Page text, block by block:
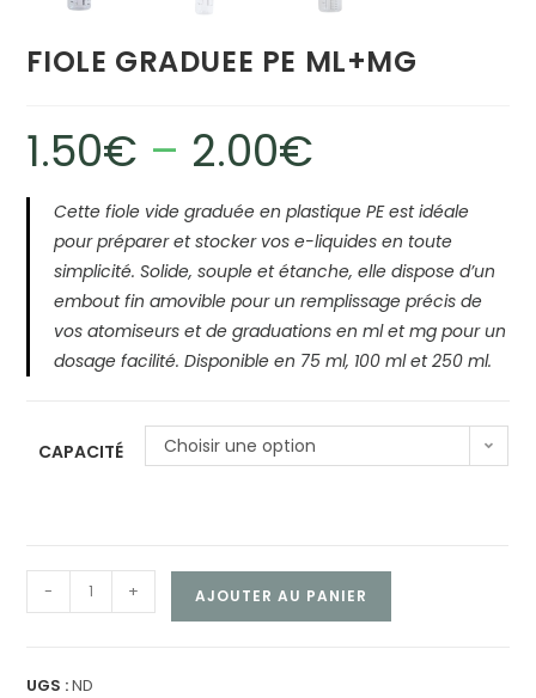
FIOLE GRADUEE PE ML+MG
1.50€ – 2.00€
Cette fiole vide graduée en plastique PE est idéale
pour préparer et stocker vos e-liquides en toute
simplicité. Solide, souple et étanche, elle dispose d’un
embout fin amovible pour un remplissage précis de
vos atomiseurs et de graduations en ml et mg pour un
dosage facilité. Disponible en 75 ml, 100 ml et 250 ml.
CAPACITÉ Choisir une option
- + AJOUTER AU PANIER
UGS :ND